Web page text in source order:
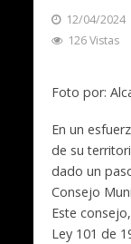
12/04/2024
126 Vistas
Foto por:
En un
de su
dado un
Consejo
Este
Ley 101 de